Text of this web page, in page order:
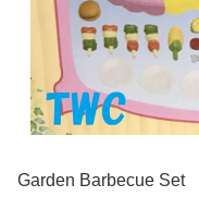
Garden Barbecue Set